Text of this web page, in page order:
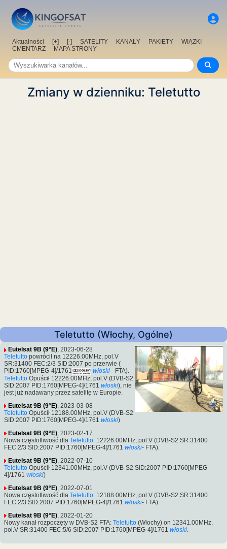
Aktualności [+] [-] SATELITY KANAŁY PAKIETY
WIĄZKI
CMENTARZ
MAPA STRONY
Zmiany w dzienniku: Teletutto
Teletutto (Włochy, Ogólne)
Eutelsat 9B (9°E), 2023-06-28
Teletutto powrócił na 12226.00MHz, pol.V
SR:31400 FEC:2/3 SID:2007 po przerwie (
PID:1760[MPEG-4]/1761
włoski - FTA).
Teletutto Opuścił 12226.00MHz, pol.V (DVB-S2
SID:2007 PID:1760[MPEG-4]/1761 włoski), nie
jest już nadawany przez satelitę w Europie.
Eutelsat 9B (9°E) , 2023-03-08
Teletutto Opuścił 12188.00MHz, pol.V (DVB-S2
SID:2007 PID:1760[MPEG-4]/1761 włoski)
Eutelsat 9B (9°E) , 2023-02-17
Nowa częstotliwość dla Teletutto: 12226.00MHz, pol.V (DVB-S2 SR:31400
FEC:2/3 SID:2007 PID:1760[MPEG-4]/1761 włoski- FTA).
Eutelsat 9B (9°E) , 2022-07-10
Teletutto Opuścił 12341.00MHz, pol.V (DVB-S2 SID:2007 PID:1760[MPEG-
4]/1761 włoski)
Eutelsat 9B (9°E) , 2022-07-01
Nowa częstotliwość dla Teletutto: 12188.00MHz, pol.V (DVB-S2 SR:31400
FEC:2/3 SID:2007 PID:1760[MPEG-4]/1761 włoski- FTA).
Eutelsat 9B (9°E) , 2022-01-20
Nowy kanał rozpoczęty w DVB-S2 FTA: Teletutto (Włochy) on 12341.00MHz,
pol.V SR:31400 FEC:5/6 SID:2007 PID:1760[MPEG-4]/1761 włoski